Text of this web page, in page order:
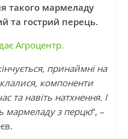
такого мармеладу
та гострий перець.
Агроцентр.
принаймні на
компоненти
та навіть натхнення. І
мармеладу з перцю“, –